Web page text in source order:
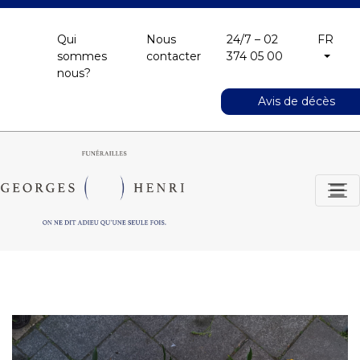
Qui
sommes
nous?
Nous
contacter
24/7 – 02
374 05 00
FR
Avis de décès